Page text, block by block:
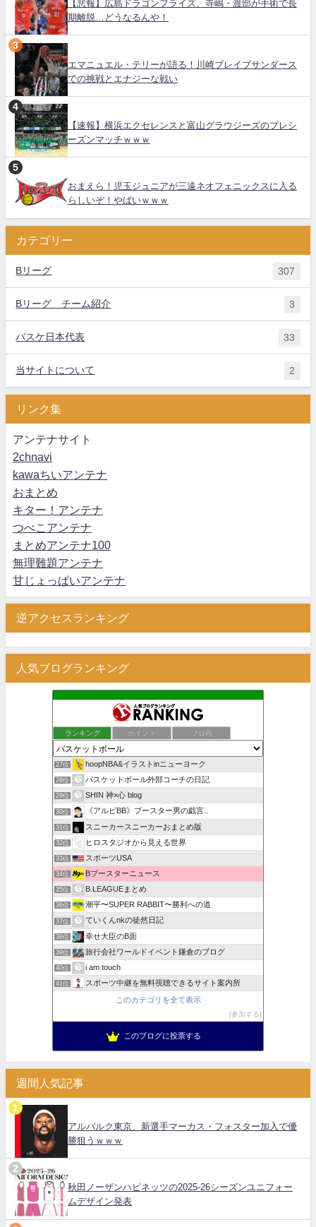
【悲報】広島ドラゴンフライズ、寺嶋・渡部が手術で長
期離脱…どうなるんや！
エマニュエル・テリーが語る！川崎ブレイブサンダース
での挑戦とエナジーな戦い
【速報】横浜エクセレンスと富山グラウジーズのプレシ
ーズンマッチｗｗｗ
おまえら！児玉ジュニアが三遠ネオフェニックスに入る
らしいぞ！やばいｗｗｗ
カテゴリー
Bリーグ 307
Bリーグ チーム紹介 3
バスケ日本代表 33
当サイトについて 2
リンク集
アンテナサイト
2chnavi
kawaちいアンテナ
おまとめ
キター！アンテナ
つべこアンテナ
まとめアンテナ100
無理難題アンテナ
甘じょっぱいアンテナ
逆アクセスランキング
人気ブログランキング
ランキング ポイント ブロ画
27位 hoopNBA&イラストinニューヨーク
28位 バスケットボール外部コーチの日記
29位 SHIN 神×心 blog
30位 《アルビBB》ブースター男の戯言..
31位 スニーカースニーカーおまとめ版
32位 ヒロスタジオから見える世界
33位 スポーツUSA
34位 Bブースターニュース
35位 B.LEAGUEまとめ
36位 潮平〜SUPER RABBIT〜勝利への道
37位 ていくんnkの徒然日記
38位 幸せ大臣のB面
39位 旅行会社ワールドイベント鎌倉のブログ
40位 i am touch
41位 スポーツ中継を無料視聴できるサイト案内所
このカテゴリを全て表示
参加する
このブログに投票する
週間人気記事
アルバルク東京、新選手マーカス・フォスター加入で優
勝狙うｗｗｗ
秋田ノーザンハピネッツの2025-26シーズンユニフォー
ムデザイン発表